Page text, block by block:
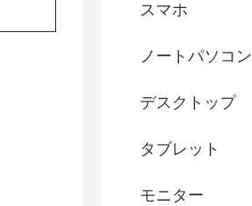
スマホ
ノートパソコン
デスクトップ
タブレット
モニター